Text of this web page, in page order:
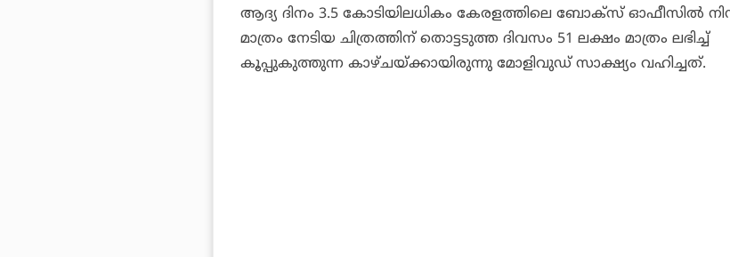
ആദ്യ ദിനം 3.5 കോടിയിലധികം കേരളത്തിലെ ബോക്‌സ് ഓഫീസില്‍
മാത്രം നേടിയ ചിത്രത്തിന് തൊട്ടടുത്ത ദിവസം 51 ലക്ഷം മാത്രം ലഭിച്ച്
കൂപ്പുകുത്തുന്ന കാഴ്ചയ്ക്കായിരുന്നു മോളിവുഡ് സാക്ഷ്യം വഹിച്ചത്.